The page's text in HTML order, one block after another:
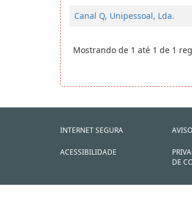
Canal Q, Unipessoal, Lda.
Mostrando de 1 até 1 de 1
INTERNET SEGURA
ACESSIBILIDADE
DE